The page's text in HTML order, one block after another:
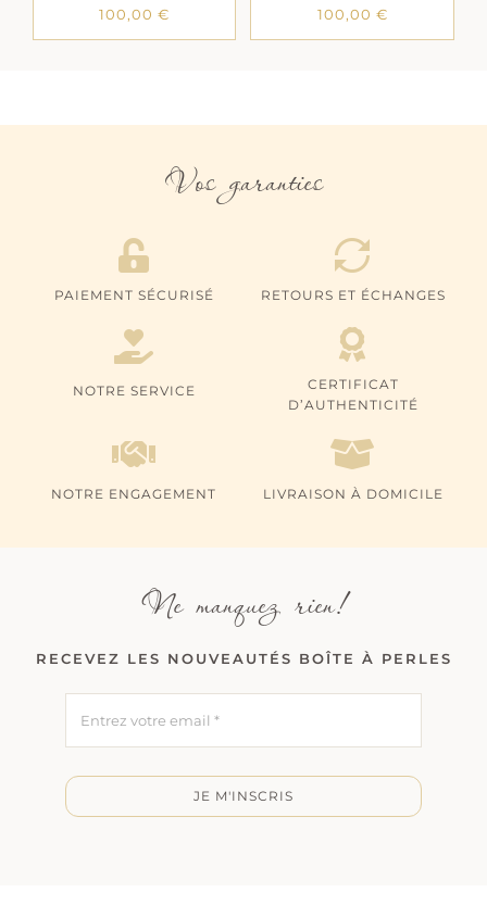
100,00€ 100,00 €
Vos garanties
PAIEMENT SÉCURISÉ RETOURS ET ÉCHANGES
NOTRE SERVICE
CERTIFICAT
D’AUTHENTICITÉ
NOTRE ENGAGEMENT LIVRAISON À DOMICILE
Ne manquez rien!
RECEVEZ LES NOUVEAUTÉS BOÎTE À PERLES
JE M'INSCRIS